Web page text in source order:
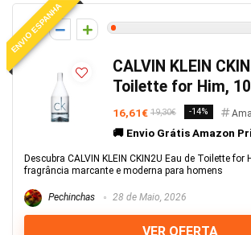
ENVIO ESPANHA
1
CALVIN KLEIN
Toilette for Him,
16,61€ 19,30€ -14%
🚚 Envio Grátis Amazon
Descubra CALVIN KLEIN CKIN2U Eau de Toilette for
fragrância marcante e moderna para homens
Pechinchas 28 de Maio, 2026
VER OFERTA